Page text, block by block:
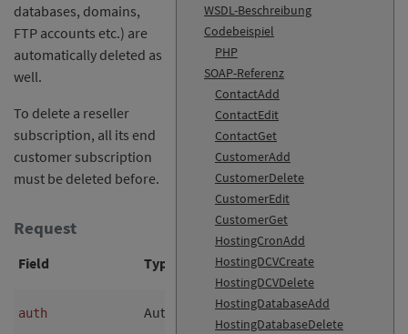
WSDL-Beschreibung
Codebeispiel
PHP
SOAP-Referenz
ContactAdd
ContactEdit
ContactGet
CustomerAdd
CustomerDelete
CustomerEdit
CustomerGet
HostingCronAdd
HostingDCVCreate
HostingDCVDelete
HostingDatabaseAdd
HostingDatabaseDelete
databases, domains,
FTP accounts etc.) are
automatically deleted as
well.
To delete a reseller
subscription, all its end
customer subscription
must be deleted before.
Request
Field Type RegExp
auth AuthData